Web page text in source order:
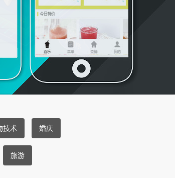
技术 婚庆
旅游